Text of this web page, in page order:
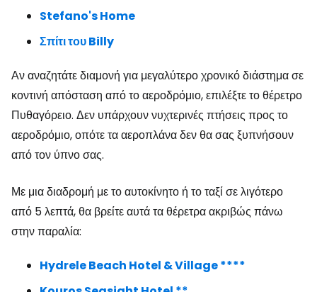
Stefano's Home
Σπίτι του Billy
Αν αναζητάτε διαμονή για μεγαλύτερο χρονικό διάστημα σε
κοντινή απόσταση από το αεροδρόμιο, επιλέξτε το θέρετρο
Πυθαγόρειο. Δεν υπάρχουν νυχτερινές πτήσεις προς το
αεροδρόμιο, οπότε τα αεροπλάνα δεν θα σας ξυπνήσουν
από τον ύπνο σας.
Με μια διαδρομή με το αυτοκίνητο ή το ταξί σε λιγότερο
από 5 λεπτά, θα βρείτε αυτά τα θέρετρα ακριβώς πάνω
στην παραλία:
Hydrele Beach Hotel & Village ****